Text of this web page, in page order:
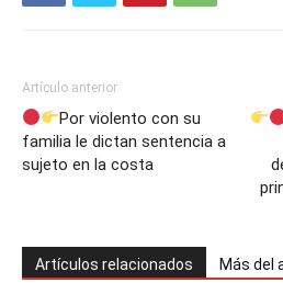
Artículo anterior
Por violento con su
familia le dictan sentencia a
sujeto en la costa
Artículos relacionados Más del